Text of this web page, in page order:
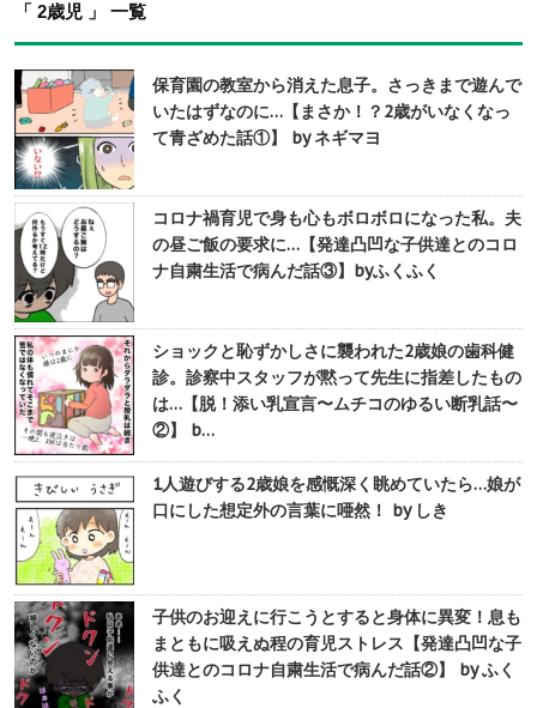
「 2歳児 」 一覧
保育園の教室から消えた息子。さっきまで遊んで
いたはずなのに…【まさか！？2歳がいなくなっ
て青ざめた話①】 by ネギマヨ
コロナ禍育児で身も心もボロボロになった私。夫
の昼ご飯の要求に…【発達凸凹な子供達とのコロ
ナ自粛生活で病んだ話③】byふくふく
ショックと恥ずかしさに襲われた2歳娘の歯科健
診。診察中スタッフが黙って先生に指差したもの
は…【脱！添い乳宣言〜ムチコのゆるい断乳話〜
②】 b…
1人遊びする2歳娘を感慨深く眺めていたら…娘が
口にした想定外の言葉に唖然！ by しき
子供のお迎えに行こうとすると身体に異変！息も
まともに吸えぬ程の育児ストレス【発達凸凹な子
供達とのコロナ自粛生活で病んだ話②】 by ふく
ふく